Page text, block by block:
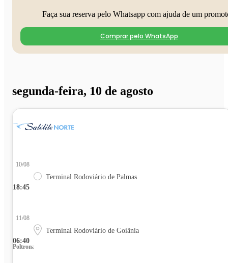
Faça sua reserva pelo Whatsapp com ajuda de um
Comprar pelo WhatsApp
segunda-feira, 10 de agosto
18:45
10/08
Terminal Rodoviário de Palmas
06:40
11/08
Terminal Rodoviário de Goiânia
Poltrona